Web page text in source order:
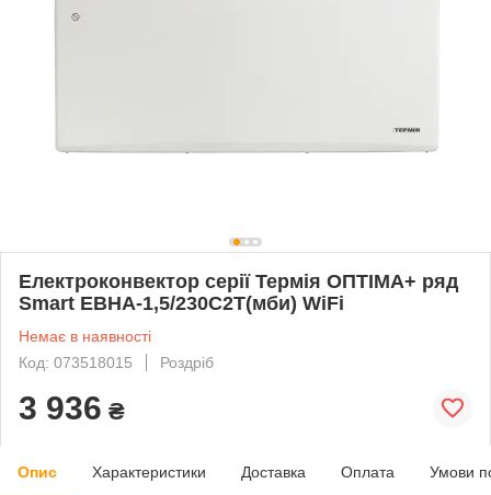
Електроконвектор серії Термія ОПТІМА+ ряд
Smart ЕВНА-1,5/230С2T(мби) WіFі
Немає в наявності
Код: 073518015
Роздріб
3 936 ₴
Опис Характеристики Доставка Оплата Умови